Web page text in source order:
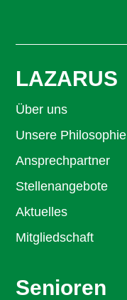
LAZARUS
Über uns
Unsere Philosophie
Ansprechpartner
Stellenangebote
Aktuelles
Mitgliedschaft
Senioren